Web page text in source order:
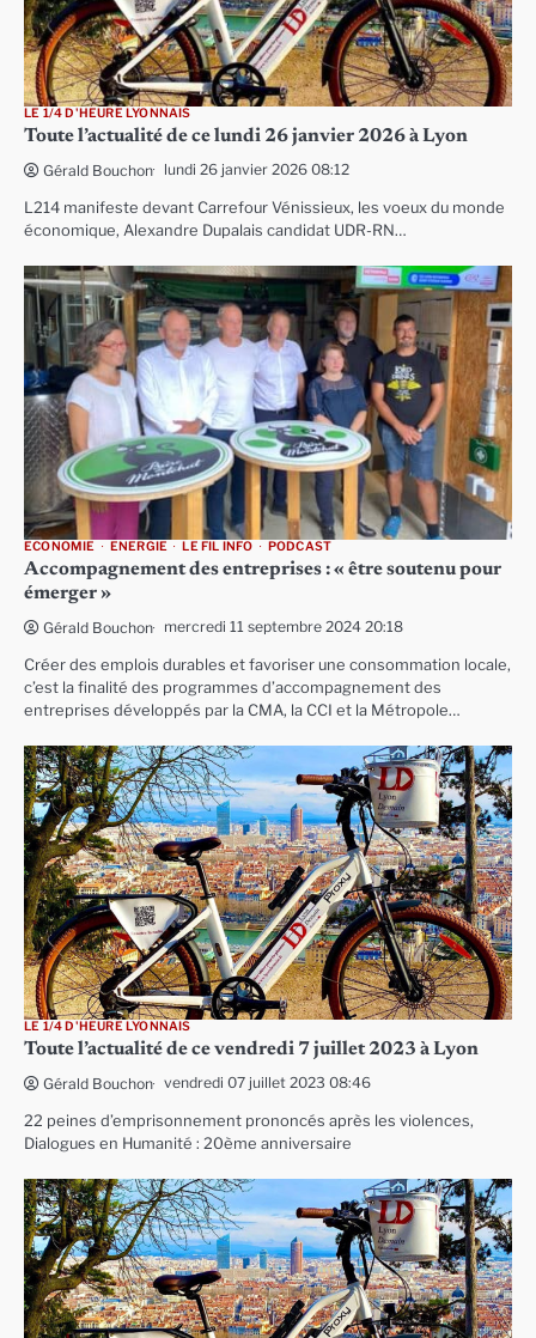
LE 1/4 D'HEURE LYONNAIS
Toute l’actualité de ce lundi 26 janvier 2026 à Lyon
Gérald Bouchon lundi 26 janvier 2026 08:12
L214 manifeste devant Carrefour Vénissieux, les voeux du monde
économique, Alexandre Dupalais candidat UDR-RN…
ECONOMIE ENERGIE LE FIL INFO PODCAST
Accompagnement des entreprises : « être soutenu pour
émerger »
Gérald Bouchon mercredi 11 septembre 2024 20:18
Créer des emplois durables et favoriser une consommation locale,
c’est la finalité des programmes d’accompagnement des
entreprises développés par la CMA, la CCI et la Métropole…
LE 1/4 D'HEURE LYONNAIS
Toute l’actualité de ce vendredi 7 juillet 2023 à Lyon
Gérald Bouchon vendredi 07 juillet 2023 08:46
22 peines d’emprisonnement prononcés après les violences,
Dialogues en Humanité : 20ème anniversaire